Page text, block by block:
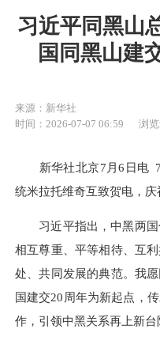
习近平同黑山
国同黑山建
来源：新华社
时间：2026-07-07 06:59
浏
新华社北京7月6日电 7
统米拉托维奇互致贺电，庆
习近平指出，中黑两国
相互尊重、平等相待、互
处、共同发展的典范。我
国建交20周年为新起点，
作，引领中黑关系再上新台